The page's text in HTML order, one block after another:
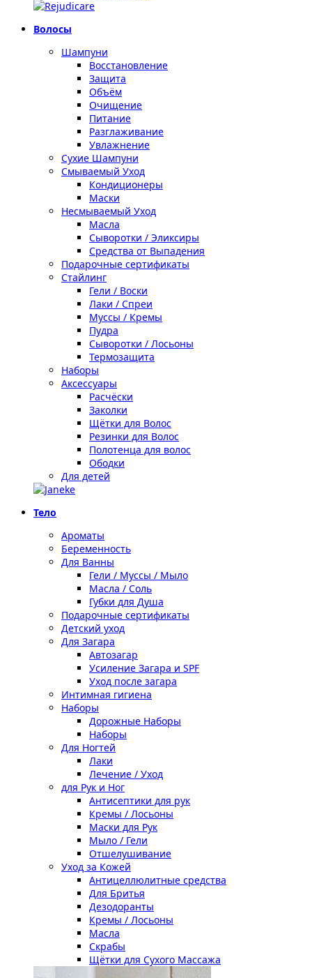
Волосы
Шампуни
Восстановление
Защита
Объём
Очищение
Питание
Разглаживание
Увлажнение
Сухие Шампуни
Смываемый Уход
Кондиционеры
Маски
Несмываемый Уход
Масла
Сыворотки / Эликсиры
Средства от Выпадения
Подарочные сертификаты
Стайлинг
Гели / Воски
Лаки / Спреи
Муссы / Кремы
Пудра
Сыворотки / Лосьоны
Термозащита
Наборы
Аксессуары
Расчёски
Заколки
Щётки для Волос
Резинки для Волос
Полотенца для волос
Ободки
Для детей
Тело
Ароматы
Беременность
Для Ванны
Гели / Муссы / Мыло
Масла / Соль
Губки для Душа
Подарочные сертификаты
Детский уход
Для Загара
Автозагар
Усиление Загара и SPF
Уход после загара
Интимная гигиена
Наборы
Дорожные Наборы
Наборы
Для Ногтей
Лаки
Лечение / Уход
для Рук и Ног
Антисептики для рук
Кремы / Лосьоны
Маски для Рук
Мыло / Гели
Отшелушивание
Уход за Кожей
Антицеллюлитные средства
Для Бритья
Дезодоранты
Кремы / Лосьоны
Масла
Скрабы
Щётки для Сухого Массажа